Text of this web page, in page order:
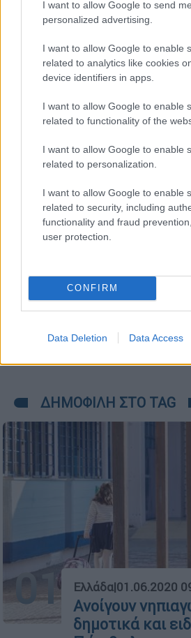
I want to allow Google to send me
personalized advertising.
I want to allow Google to enable
related to analytics like cookies
device identifiers in apps.
I want to allow Google to enable
related to functionality of the
I want to allow Google to enable
related to personalization.
I want to allow Google to enable
related to security, including
functionality and fraud
user protection.
CONFIRM
Data Deletion Data Access
σύγχρονη εξ αποστάσεως
ειδήσεις τώρα
μαθητές
αθλητής
ΔΗΜΟΦΙΛΗ ΣΤΟ TAG
01 Ελλάδα|01.06.2020
Ανοίγουν
δημοτικά και